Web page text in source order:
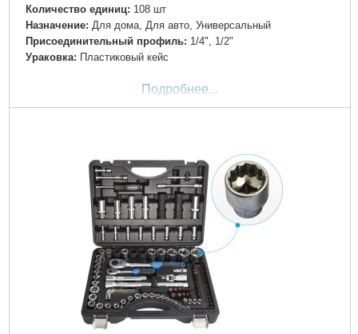
Количество единиц: 108 шт
Назначение: Для дома, Для авто, Универсальный
Пpиcoeдинитeльный пpoфиль: 1/4", 1/2"
Ураковка: Пластиковый кейс
Подробнее...